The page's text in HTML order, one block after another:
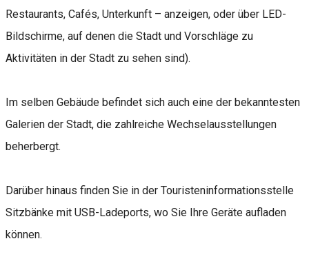
Restaurants, Cafés, Unterkunft – anzeigen, oder über LED-
Bildschirme, auf denen die Stadt und Vorschläge zu
Aktivitäten in der Stadt zu sehen sind).
Im selben Gebäude befindet sich auch eine der bekanntesten
Galerien der Stadt, die zahlreiche Wechselausstellungen
beherbergt.
Darüber hinaus finden Sie in der Touristeninformationsstelle
Sitzbänke mit USB-Ladeports, wo Sie Ihre Geräte aufladen
können.